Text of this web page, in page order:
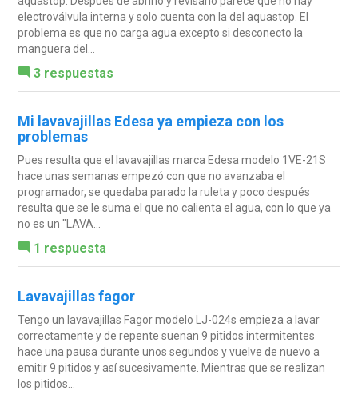
electroválvula interna y solo cuenta con la del aquastop. El
problema es que no carga agua excepto si desconecto la
manguera del...
3 respuestas
Mi lavavajillas Edesa ya empieza con los
problemas
Pues resulta que el lavavajillas marca Edesa modelo 1VE-21S
hace unas semanas empezó con que no avanzaba el
programador, se quedaba parado la ruleta y poco después
resulta que se le suma el que no calienta el agua, con lo que ya
no es un "LAVA...
1 respuesta
Lavavajillas fagor
Tengo un lavavajillas Fagor modelo LJ-024s empieza a lavar
correctamente y de repente suenan 9 pitidos intermitentes
hace una pausa durante unos segundos y vuelve de nuevo a
emitir 9 pitidos y así sucesivamente. Mientras que se realizan
los pitidos...